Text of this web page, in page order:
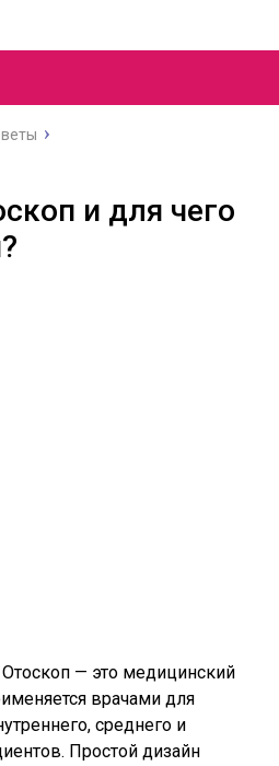
и для чего
Отоскоп — это медицинский
врачами для
среднего и
Простой дизайн